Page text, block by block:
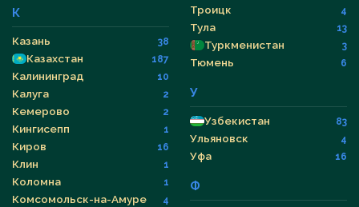
К
Казань 38
Казахстан 187
Калининград 10
Калуга 2
Кемерово 2
Кингисепп 1
Киров 16
Клин 1
Коломна 1
Комсомольск-на-Амуре 4
Троицк 4
Тула 13
Туркменистан 3
Тюмень 6
У
Узбекистан 83
Ульяновск 4
Уфа 16
Ф